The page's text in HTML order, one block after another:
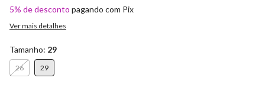
5% de desconto pagando com Pix
Ver mais detalhes
Tamanho: 29
26 29